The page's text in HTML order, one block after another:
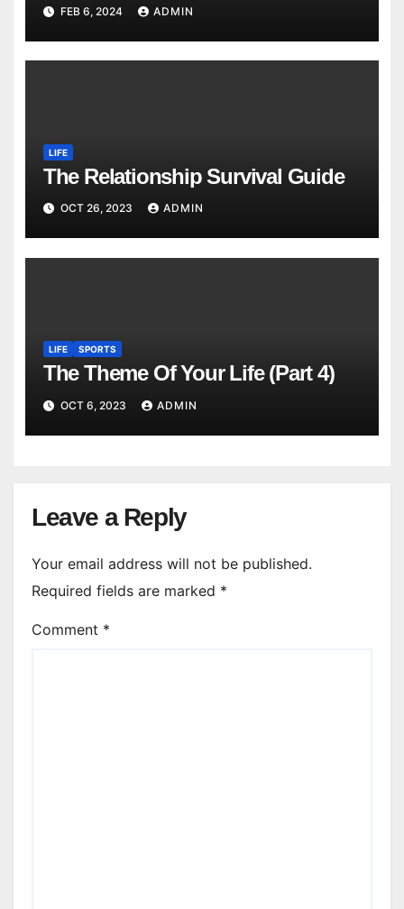
FEB 6, 2024 ADMIN
LIFE
The Relationship Survival Guide
OCT 26, 2023 ADMIN
LIFE SPORTS
The Theme Of Your Life (Part 4)
OCT 6, 2023 ADMIN
Leave a Reply
Your email address will not be published.
Required fields are marked *
Comment *